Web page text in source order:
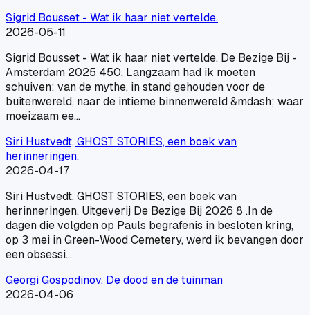
Sigrid Bousset - Wat ik haar niet vertelde.
2026-05-11
Sigrid Bousset - Wat ik haar niet vertelde. De Bezige Bij -
Amsterdam 2025 450. Langzaam had ik moeten
schuiven: van de mythe, in stand gehouden voor de
buitenwereld, naar de intieme binnenwereld &mdash; waar
moeizaam ee…
Siri Hustvedt, GHOST STORIES, een boek van
herinneringen.
2026-04-17
Siri Hustvedt, GHOST STORIES, een boek van
herinneringen. Uitgeverij De Bezige Bij 2026 8 .In de
dagen die volgden op Pauls begrafenis in besloten kring,
op 3 mei in Green-Wood Cemetery, werd ik bevangen door
een obsessi…
Georgi Gospodinov, De dood en de tuinman
2026-04-06